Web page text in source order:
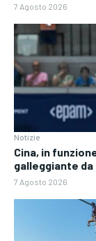
7 Agosto 2026
Notizie
Cina, in
galleggiante da
7 Agosto 2026